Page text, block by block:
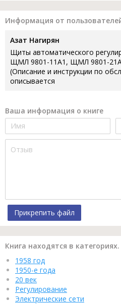
Информация от
Азат Нагирян
Щиты автоматического
ЩМЛ 9801-11А1, ЩМЛ 9801-
(Описание и инструкции по
описывается
Ваша информация о книге
Прикрепить файл
Книга находятся в категориях.
1958 год
1950-е года
20 век
Регулирование
Электрические сети